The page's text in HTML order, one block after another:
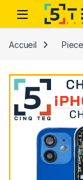
Passer à la navigation
Aller au contenu
Accueil